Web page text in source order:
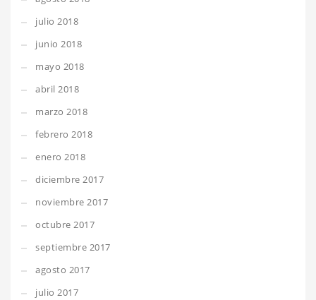
julio 2018
junio 2018
mayo 2018
abril 2018
marzo 2018
febrero 2018
enero 2018
diciembre 2017
noviembre 2017
octubre 2017
septiembre 2017
agosto 2017
julio 2017